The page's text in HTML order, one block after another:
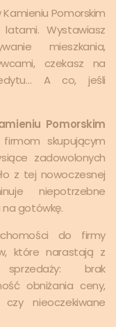
Pomorskim
Wystawiasz
mieszkania,
czekasz na
A co, jeśli
Pomorskim
skupującym
zadowolonych
z tej nowoczesnej
niepotrzebne
gotówkę.
do firmy
które narastają z
brak
obniżania ceny,
nieoczekiwane